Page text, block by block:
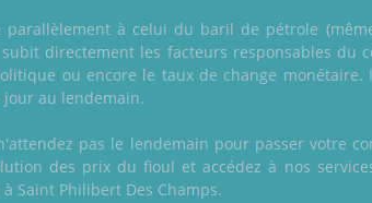
à celui du baril de pétrole
directement les facteurs responsables du
ou encore le taux de change
au lendemain.
pas le lendemain pour passer votre
des prix du fioul et accédez à nos
Saint Philibert Des Champs.